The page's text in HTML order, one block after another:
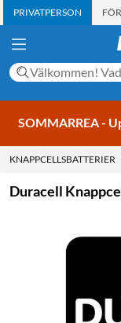
PRIVATPERSON
SOMMARREA -
KNAPPCELLSBATTERIER
Duracell